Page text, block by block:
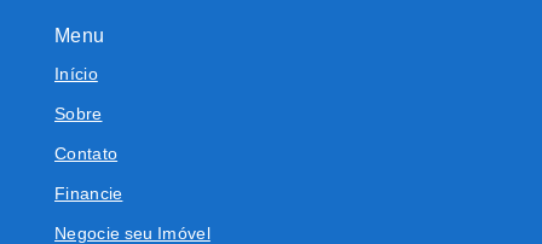
Menu
Início
Sobre
Contato
Financie
Negocie seu Imóvel